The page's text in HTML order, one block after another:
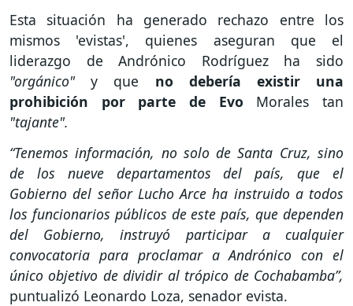
Esta situación ha generado rechazo entre los
mismos 'evistas', quienes aseguran que el
liderazgo de Andrónico Rodríguez ha sido
"orgánico"y que no debería existir una
prohibición por parte de Evo Morales tan
"tajante".
“Tenemos información, no solo de Santa Cruz, sino
de los nueve departamentos del país, que el
Gobierno del señor Lucho Arce ha instruido a todos
los funcionarios públicos de este país, que dependen
del Gobierno, instruyó participar a cualquier
convocatoria para proclamar a Andrónico con el
único objetivo de dividir al trópico de Cochabamba”,
puntualizó Leonardo Loza, senador evista.